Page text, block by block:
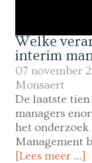
Welke
interim
07 november
Monsaert
De laatste
managers
het
Management
[Lees meer …]